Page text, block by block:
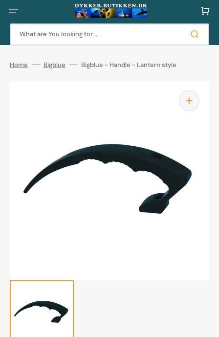
content
What are You looking for ...
Cart
Home Bigblue Bigblue - Handle - Lantern style